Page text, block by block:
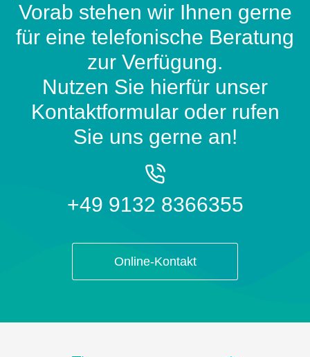
Vorab stehen wir Ihnen gerne
für eine telefonische Beratung
zur Verfügung.
Nutzen Sie hierfür unser
Kontaktformular oder rufen
Sie uns gerne an!
+49 9132 8366355
Online-Kontakt